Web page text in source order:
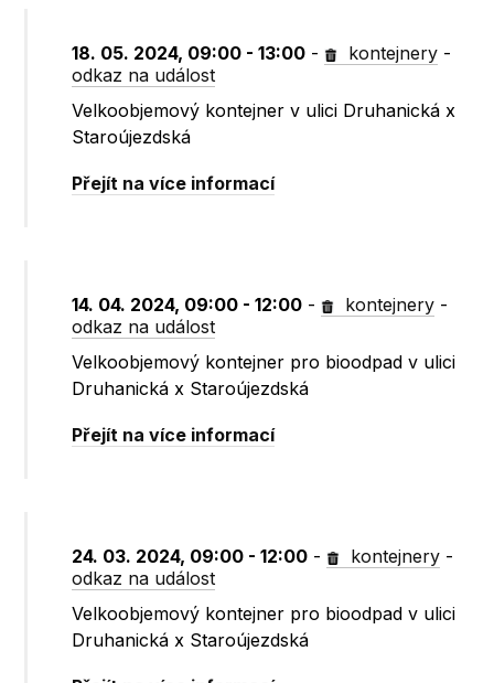
18. 05. 2024, 09:00 - 13:00 - kontejnery -
odkaz na událost
Velkoobjemový kontejner v ulici Druhanická x
Staroújezdská
Přejít na více informací
14. 04. 2024, 09:00 - 12:00 - kontejnery -
odkaz na událost
Velkoobjemový kontejner pro bioodpad v ulici
Druhanická x Staroújezdská
Přejít na více informací
24. 03. 2024, 09:00 - 12:00 - kontejnery -
odkaz na událost
Velkoobjemový kontejner pro bioodpad v ulici
Druhanická x Staroújezdská